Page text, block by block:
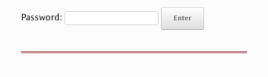
Password: